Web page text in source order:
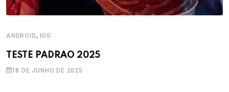
ANDROID, IOS
TESTE PADRAO 2025
18 DE JUNHO DE 2025